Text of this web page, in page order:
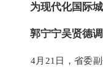
为现代化国际
郭宁宁吴贤德
4月21日，省委副